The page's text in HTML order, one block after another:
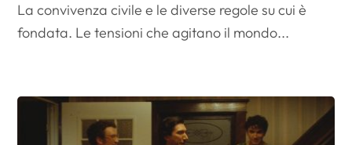
La convivenza civile e le diverse regole su cui è
fondata. Le tensioni che agitano il mondo...